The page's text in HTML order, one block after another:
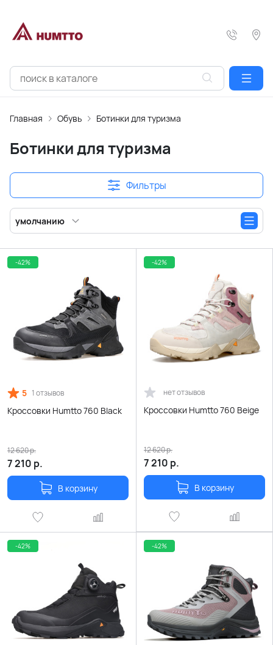
Главная Обувь Ботинки для туризма
Ботинки для туризма
Фильтры
умолчанию
-42%
5 1 отзывов
Кроссовки Humtto 760 Black
7 210 р.
12 620р.
В корзину
-42%
нет отзывов
Кроссовки Humtto 760 Beige
7 210 р.
12 620р.
В корзину
-42% -42%